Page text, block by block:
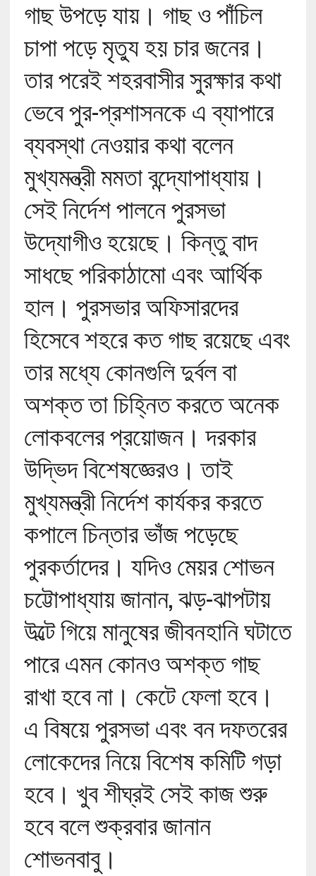
গাছ উপড়ে যায়। গাছ ও পাঁচিল
চাপা পড়ে মৃত্যু হয় চার জনের।
তার পরেই শহরবাসীর সুরক্ষার কথা
ভেবে পুর-প্রশাসনকে এ ব্যাপারে
ব্যবস্থা নেওয়ার কথা বলেন
মুখ্যমন্ত্রী মমতা বন্দ্যোপাধ্যায়।
সেই নির্দেশ পালনে পুরসভা
উদ্যোগীও হয়েছে। কিন্তু বাদ
সাধছে পরিকাঠামো এবং আর্থিক
হাল। পুরসভার অফিসারদের
হিসেবে শহরে কত গাছ রয়েছে এবং
তার মধ্যে কোনগুলি দুর্বল বা
অশক্ত তা চিহ্নিত করতে অনেক
লোকবলের প্রয়োজন। দরকার
উদ্ভিদ বিশেষজ্ঞেরও। তাই
মুখ্যমন্ত্রী নির্দেশ কার্যকর করতে
কপালে চিন্তার ভাঁজ পড়েছে
পুরকর্তাদের। যদিও মেয়র শোভন
চট্টোপাধ্যায় জানান, ঝড়-ঝাপটায়
উল্টে গিয়ে মানুষের জীবনহানি ঘটাতে
পারে এমন কোনও অশক্ত গাছ
রাখা হবে না। কেটে ফেলা হবে।
এ বিষয়ে পুরসভা এবং বন দফতরের
লোকেদের নিয়ে বিশেষ কমিটি গড়া
হবে। খুব শীঘ্রই সেই কাজ শুরু
হবে বলে শুক্রবার জানান
শোভনবাবু।